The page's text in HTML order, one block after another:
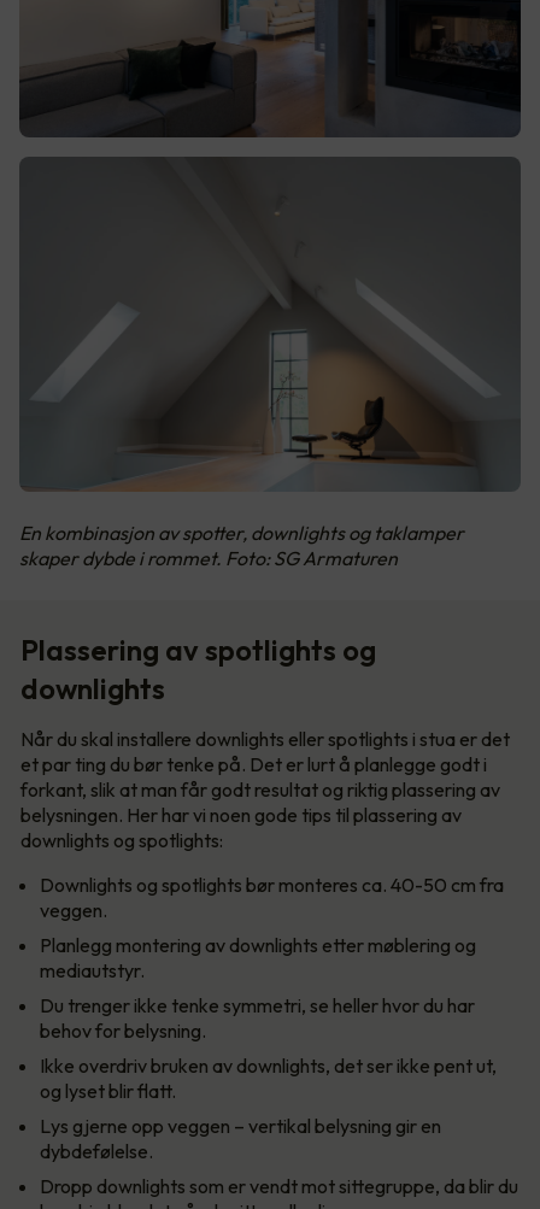
En kombinasjon av spotter, downlights og taklamper
skaper dybde i rommet. Foto: SG Armaturen
Plassering av spotlights og
downlights
Når du skal installere downlights eller spotlights i stua er det
et par ting du bør tenke på. Det er lurt å planlegge godt i
forkant, slik at man får godt resultat og riktig plassering av
belysningen. Her har vi noen gode tips til plassering av
downlights og spotlights:
Downlights og spotlights bør monteres ca. 40-50 cm fra
veggen.
Planlegg montering av downlights etter møblering og
mediautstyr.
Du trenger ikke tenke symmetri, se heller hvor du har
behov for belysning.
Ikke overdriv bruken av downlights, det ser ikke pent ut,
og lyset blir flatt.
Lys gjerne opp veggen – vertikal belysning gir en
dybdefølelse.
Dropp downlights som er vendt mot sittegruppe, da blir du